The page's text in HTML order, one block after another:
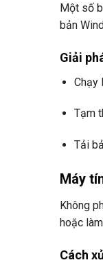
Một số
bản
Giải
Chạy
Tạm
Tải
Máy
Không
hoặc
Cách